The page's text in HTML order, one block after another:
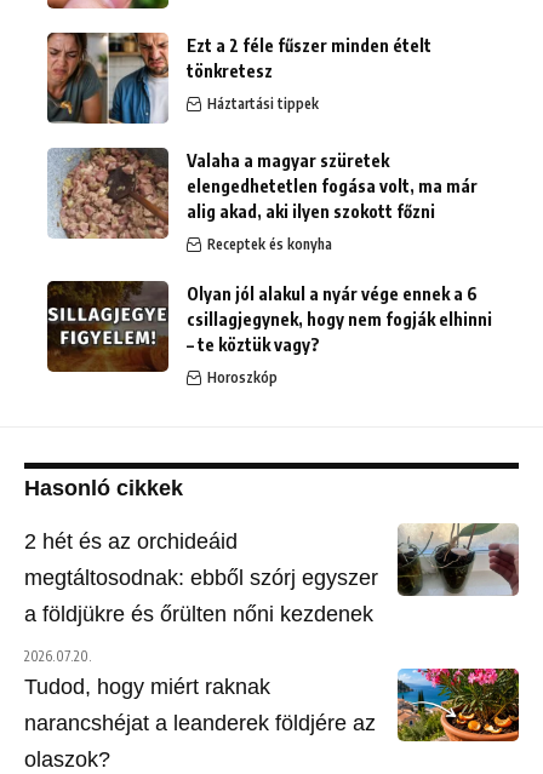
Ezt a 2 féle fűszer minden ételt
tönkretesz
Háztartási tippek
Valaha a magyar szüretek
elengedhetetlen fogása volt, ma már
alig akad, aki ilyen szokott főzni
Receptek és konyha
Olyan jól alakul a nyár vége ennek a 6
csillagjegynek, hogy nem fogják elhinni
– te köztük vagy?
Horoszkóp
Hasonló cikkek
2 hét és az orchideáid
megtáltosodnak: ebből szórj egyszer
a földjükre és őrülten nőni kezdenek
2026.07.20.
Tudod, hogy miért raknak
narancshéjat a leanderek földjére az
olaszok?